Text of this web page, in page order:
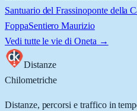
Santuario del Frassinoponte della
FoppaSentiero Maurizio
Vedi tutte le vie di Oneta →
Distanze
Chilometriche
Distanze, percorsi e traffico in